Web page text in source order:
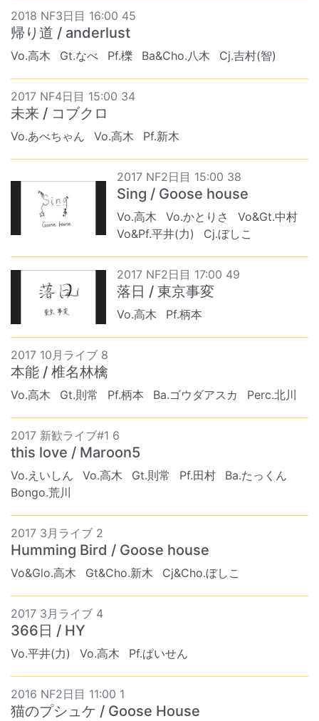
2018 NF3日目 16:00 45
帰り道 / anderlust
Vo.高木 Gt.なべ Pf.櫟 Ba&Cho.八木 Cj.吉村(智)
2017 NF4日目 15:00 34
未来 / コブクロ
Vo.あべちゃん Vo.高木 Pf.新木
2017 NF2日目 15:00 38
Sing / Goose house
Vo.高木 Vo.かとりさ
Vo&Gt.中村
Vo&Pf.平井(力)
Cj.ぼしこ
2017 NF2日目 17:00 49
落日 / 東京事変
Vo.高木 Pf.柄本
2017 10月ライブ 8
本能 / 椎名林檎
Vo.高木 Gt.則常 Pf.柄本 Ba.ゴウダアスカ Perc.北川
2017 新歓ライブ#1 6
this love / Maroon5
Vo.えいしん Vo.高木 Gt.則常 Pf.田村
Ba.たっくん
Bongo.荒川
2017 3月ライブ 2
Humming Bird / Goose house
Vo&Glo.高木 Gt&Cho.新木 Cj&Cho.ぼしこ
2017 3月ライブ 4
366日 / HY
Vo.平井(力) Vo.高木 Pf.ぱいせん
2016 NF2日目 11:00 1
猫のプシュケ / Goose House